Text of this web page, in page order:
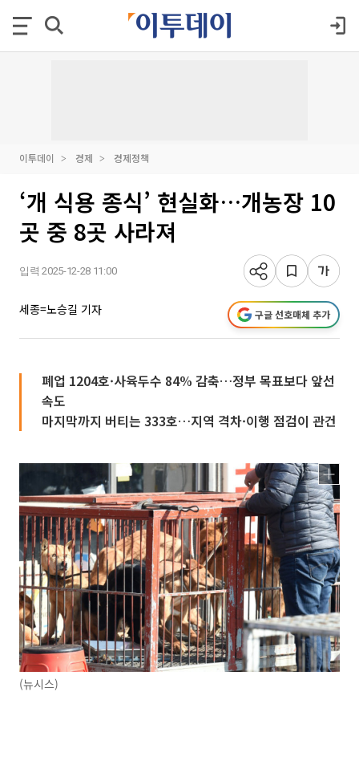
이투데이 경제 경제정책
‘개 식용 종식’ 현실화…개농장 10
곳 중 8곳 사라져
입력 2025-12-28 11:00
세종=노승길 기자 구글 선호매체 추가
폐업 1204호·사육두수 84% 감축…정부 목표보다 앞선
속도
마지막까지 버티는 333호…지역 격차·이행 점검이 관건
(뉴시스)